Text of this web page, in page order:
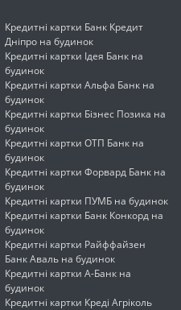
Кредитні картки Банк Кредит
Дніпро на будинок
Кредитні картки Ідея Банк на
будинок
Кредитні картки Альфа Банк на
будинок
Кредитні картки Бізнес Позика на
будинок
Кредитні картки ОТП Банк на
будинок
Кредитні картки Форвард Банк на
будинок
Кредитні картки ПУМБ на будинок
Кредитні картки Банк Конкорд на
будинок
Кредитні картки Райффайзен
Банк Аваль на будинок
Кредитні картки А-Банк на
будинок
Кредитні картки Креді Агріколь